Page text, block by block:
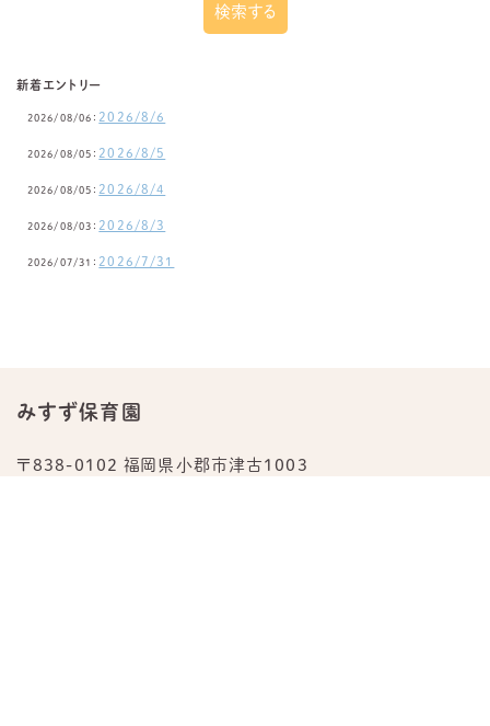
新着エントリー
2026/08/06： 2026/8/6
2026/08/05： 2026/8/5
2026/08/05： 2026/8/4
2026/08/03： 2026/8/3
2026/07/31： 2026/7/31
みすず保育園
〒838-0102 福岡県小郡市津古1003